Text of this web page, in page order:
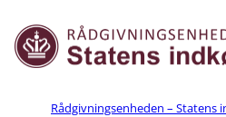
Gå til forsiden
Rådgivningsenheden – Statens